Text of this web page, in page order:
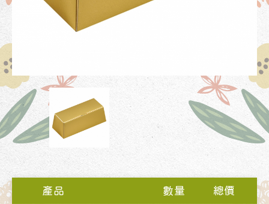
產品 數量 總價